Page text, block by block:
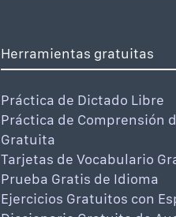
Herramientas gratuitas
Práctica de Dictado Libre
Práctica de Comprensión
Gratuita
Tarjetas de Vocabulario
Prueba Gratis de Idioma
Ejercicios Gratuitos con